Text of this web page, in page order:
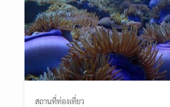
สถานที่ท่องเที่ยว